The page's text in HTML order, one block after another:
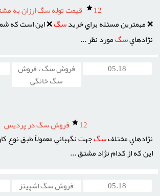
12
قيمت توله سگ ارزان به
❌ مهمترين مسئله براي خريدسگ❌ اين است که
نژادهايسگمورد نظر ...
05.18
فروش سگ ، فروش
سگ خانگی
12
فروش سگ در پرديس
نژادهاي مختلفسگجهت نگهباني معمولاً طبق نوع
اين که از کدام نژاد مشتق ...
05.18 فروش سگ اشپیتز